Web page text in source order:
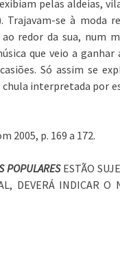
pelas aldeias,
Trajavam-se à moda
redor da sua, num
que veio a
Só assim se
interpretada por
2005, p. 169 a 172.
POPULARESESTÃO
DEVERÁ INDICAR O